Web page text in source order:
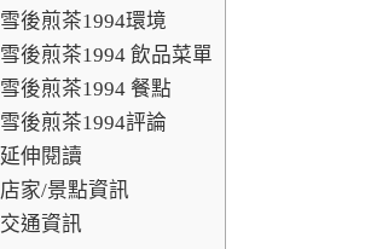
雪後煎茶1994環境
雪後煎茶1994 飲品菜單
雪後煎茶1994 餐點
雪後煎茶1994評論
延伸閱讀
店家/景點資訊
交通資訊